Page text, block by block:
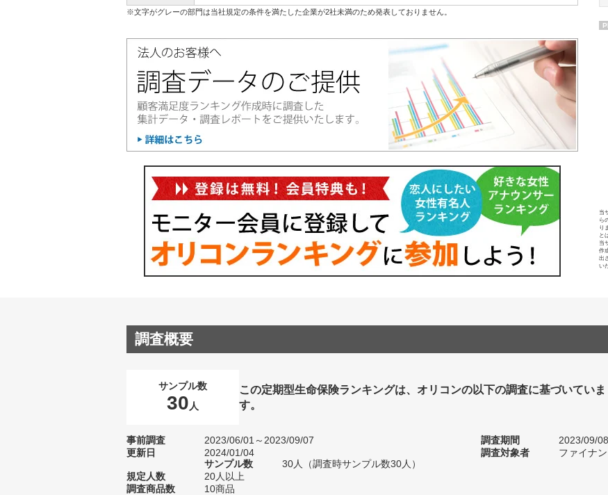
※文字がグレーの部門は当社規定の条件を満たした企業が2社未満のため発表しておりません。
当
ら
り
と
当
作
出
い
調査概要
サンプル数
30 人
この定期型生命保険ランキングは、オリコンの以下の調査に基づいていま
す。
事前調査
2023/06/01～2023/09/07
更新日
2024/01/04
サンプル数
30人（調査時サンプル数30人）
規定人数
20人以上
調査商品数
10商品
調査期間
2023/09/
調査対象者
ファイナ